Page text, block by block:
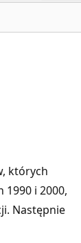
których
i 2000,
Następnie